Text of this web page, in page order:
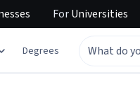
ForUniversities
Degrees